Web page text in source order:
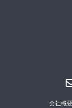
会社概要